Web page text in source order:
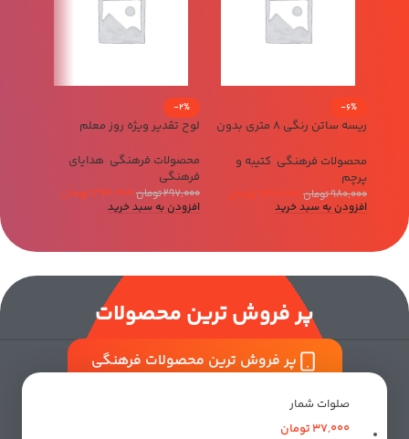
-6%
ریسه ساتن رنگی 8 متری بدون
محصولات فرهنگی, کتیبه و
پرچم
980,000تومان 920,000 تومان
افزودن به سبد خرید
-2%
لوح تقدیر ویژه روز معلم
محصولات فرهنگی, هدایای
فرهنگی
297,000تومان 290,000 تومان
افزودن به سبد خرید
پر فروش ترین محصولات
پر فروش ترین محصولات فرهنگی
صلوات شمار
37,000تومان